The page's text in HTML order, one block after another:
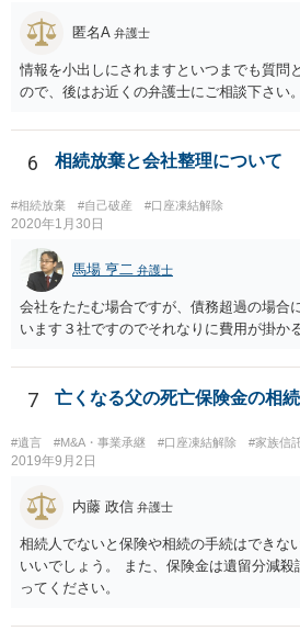
匿名A 弁護士
情報を小出しにされますといつまでも質問
ので、後はお近くの弁護士にご相談下さい。
6 相続放棄と会社整理について
#相続放棄 #自己破産 #口座凍結解除
2020年1月30日
馬場 亨二 弁護士
会社をたたむ場合ですが、債務超過の場合
います３社ですのでそれなりに費用が掛か
7 亡くなる父の死亡保険金の相
#遺言 #M&A・事業承継 #口座凍結解除 #家族信
2019年9月2日
内藤 政信 弁護士
相続人でないと保険や相続の手続はできな
いいでしょう。 また、保険金は遺留分減殺
ってください。